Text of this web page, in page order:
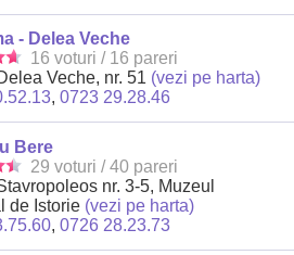
- Delea Veche
16 voturi / 16 pareri
Veche, nr. 51 (vezi pe harta)
,0723 29.28.46
Bere
29 voturi / 40 pareri
nr. 3-5, Muzeul
de Istorie (vezi pe harta)
,0726 28.23.73